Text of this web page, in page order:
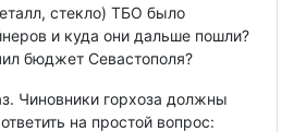
стекло) ТБО было
и куда они дальше пошли?
бюджет Севастополя?
Чиновники горхоза должны
на простой вопрос: